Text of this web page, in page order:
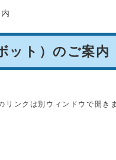
ット）のご案内
リンクは別ウィンドウで開き